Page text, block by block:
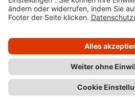
News
Impressum Datenschutz
Barrierefreiheit Kundenportal